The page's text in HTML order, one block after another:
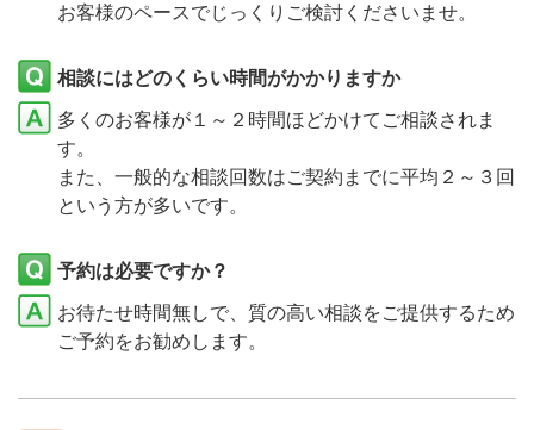
お客様のペースでじっくりご検討くださいませ。
相談にはどのくらい時間がかかりますか
多くのお客様が１～２時間ほどかけてご相談されま
す。
また、一般的な相談回数はご契約までに平均２～３回
という方が多いです。
予約は必要ですか？
お待たせ時間無しで、質の高い相談をご提供するため
ご予約をお勧めします。